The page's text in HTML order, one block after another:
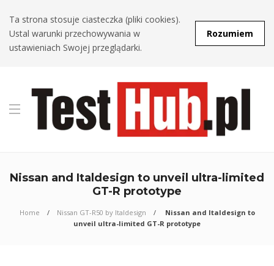
Ta strona stosuje ciasteczka (pliki cookies).
Ustal warunki przechowywania w
ustawieniach Swojej przeglądarki.
Rozumiem
Nissan and Italdesign to unveil ultra-limited
GT-R prototype
Home Nissan GT-R50 by Italdesign
Nissan and Italdesign to
unveil ultra-limited GT-R prototype